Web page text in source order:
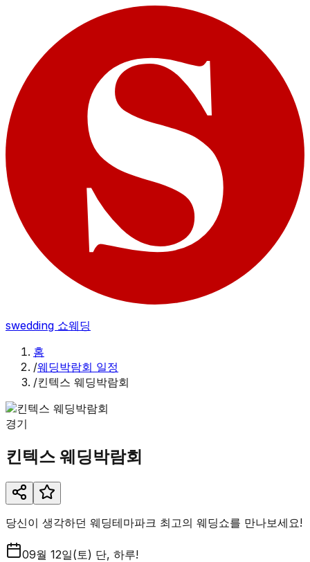
swedding 쇼웨딩
홈
/웨딩박람회 일정
/킨텍스 웨딩박람회
경기
킨텍스 웨딩박람회
당신이 생각하던 웨딩테마파크 최고의 웨딩쇼를 만나보세요!
09월 12일(토) 단, 하루!